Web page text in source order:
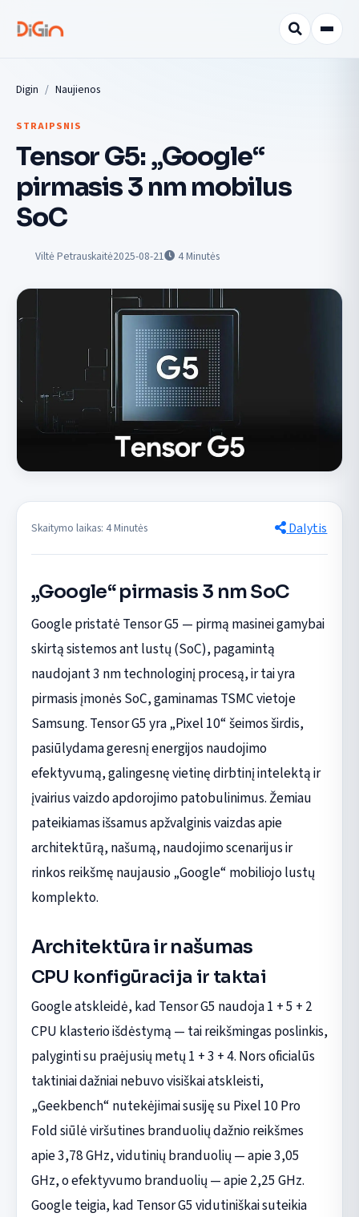
Digin Naujienos
STRAIPSNIS
Tensor G5: „Google“
pirmasis 3 nm mobilus
SoC
Viltė Petrauskaitė2025-08-21 4Minutės
Skaitymo laikas: 4 Minutės Dalytis
„Google“ pirmasis 3 nm SoC
Google pristatė Tensor G5 — pirmą masinei gamybai
skirtą sistemos ant lustų (SoC), pagamintą
naudojant 3 nm technologinį procesą, ir tai yra
pirmasis įmonės SoC, gaminamas TSMC vietoje
Samsung. Tensor G5 yra „Pixel 10“ šeimos širdis,
pasiūlydama geresnį energijos naudojimo
efektyvumą, galingesnę vietinę dirbtinį intelektą ir
įvairius vaizdo apdorojimo patobulinimus. Žemiau
pateikiamas išsamus apžvalginis vaizdas apie
architektūrą, našumą, naudojimo scenarijus ir
rinkos reikšmę naujausio „Google“ mobiliojo lustų
komplekto.
Architektūra ir našumas
CPU konfigūracija ir taktai
Google atskleidė, kad Tensor G5 naudoja 1 + 5 + 2
CPU klasterio išdėstymą — tai reikšmingas poslinkis,
palyginti su praėjusių metų 1 + 3 + 4. Nors oficialūs
taktiniai dažniai nebuvo visiškai atskleisti,
„Geekbench“ nutekėjimai susiję su Pixel 10 Pro
Fold siūlė viršutines branduolių dažnio reikšmes
apie 3,78 GHz, vidutinių branduolių — apie 3,05
GHz, o efektyvumo branduolių — apie 2,25 GHz.
Google teigia, kad Tensor G5 vidutiniškai suteikia